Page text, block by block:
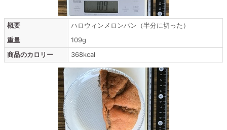
概要
ハロウィンメロンパン（半分に切った）
重量
109g
商品のカロリー
368kcal